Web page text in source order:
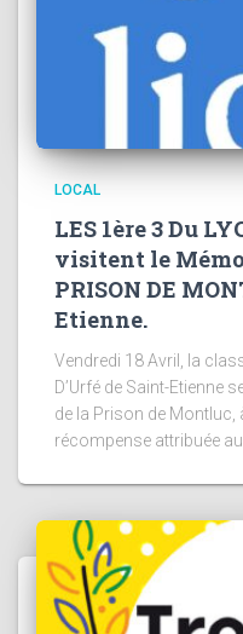
LOCAL
LES 1ère 3 Du
visitent le
PRISON DE
Etienne.
Vendredi 18 Avril, la
D’Urfé de Saint-Etienne
de la Prison de Montluc,
récompense attribuée